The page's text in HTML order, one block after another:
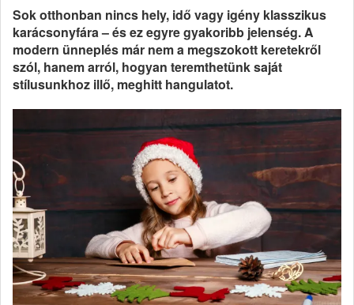
Sok otthonban nincs hely, idő vagy igény klasszikus
karácsonyfára – és ez egyre gyakoribb jelenség. A
modern ünneplés már nem a megszokott keretekről
szól, hanem arról, hogyan teremthetünk saját
stílusunkhoz illő, meghitt hangulatot.